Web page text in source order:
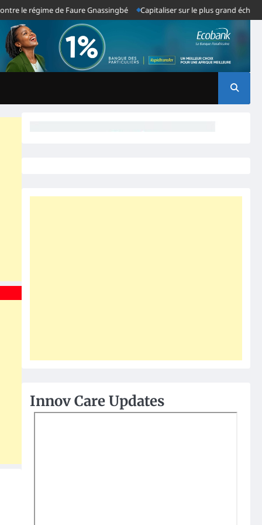
régime de Faure Gnassingbé Capitaliser sur le plus grand échec du
Innov Care Updates